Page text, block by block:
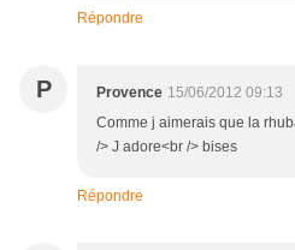
Répondre
P Provence 15/06/2012 09:13
Comme j aimerais que la
/> J adore<br /> bises
Répondre